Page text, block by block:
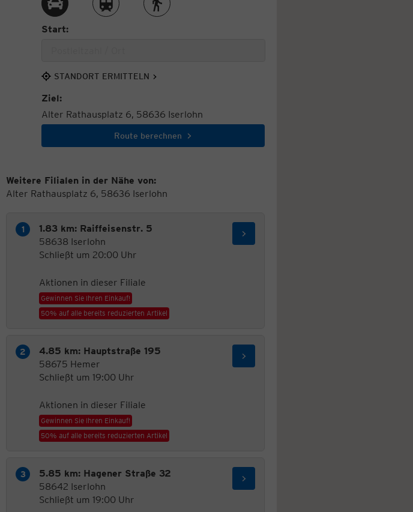
Route per AutoRoute per ZugRoute zu Fuß
Start:
STANDORT ERMITTELN
Ziel:
Alter Rathausplatz 6, 58636 Iserlohn
Route berechnen
Weitere Filialen in der Nähe von:
Alter Rathausplatz 6, 58636 Iserlohn
1.83 km: Raiffeisenstr. 5
58638 Iserlohn
Schließt um 20:00 Uhr
Aktionen in dieser Filiale
Gewinnen Sie Ihren Einkauf!
50% auf alle bereits reduzierten Artikel
4.85 km: Hauptstraße 195
58675 Hemer
Schließt um 19:00 Uhr
Aktionen in dieser Filiale
Gewinnen Sie Ihren Einkauf!
50% auf alle bereits reduzierten Artikel
5.85 km: Hagener Straße 32
58642 Iserlohn
Schließt um 19:00 Uhr